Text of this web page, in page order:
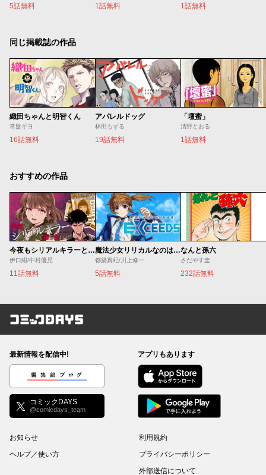
5話無料 1話無料 1話無料
同じ掲載誌の作品
織田ちゃんと明智くん
常盤ギヨ
16話無料
アパレルドッグ
林田もずる
19話無料
「壇蜜」
清野とおる
1話無料
おすすめの作品
今夜もシリアルキラーと待ち合わせ
伊口紺/中村優児
11話無料
魔法少女リリカルなのは EXCEEDS
都築真紀/川上修一
5話無料
なんと孫六
さだやす圭
232話無料
コミックDAYS
最新情報を配信中!
編集部ブログ
コミックDAYS
@comicdays_team
アプリもあります
お知らせ
ヘルプ／使い方
利用規約
プライバシーポリシー
外部送信について